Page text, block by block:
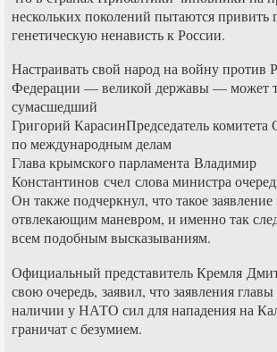
нескольких поколений пытаются привить
генетическую ненависть к России.
Настраивать свой народ на войну против
Федерации — великой державы — может
сумасшедший
Григорий КарасинПредседатель комитета
по международным делам
Глава крымского парламента Владимир
Константинов счел слова министра
Он также подчеркнул, что такое
отвлекающим маневром, и именно так
всем подобным высказываниям.
Официальный представитель Кремля
свою очередь, заявил, что заявления
наличии у НАТО сил для нападения на
граничат с безумием.